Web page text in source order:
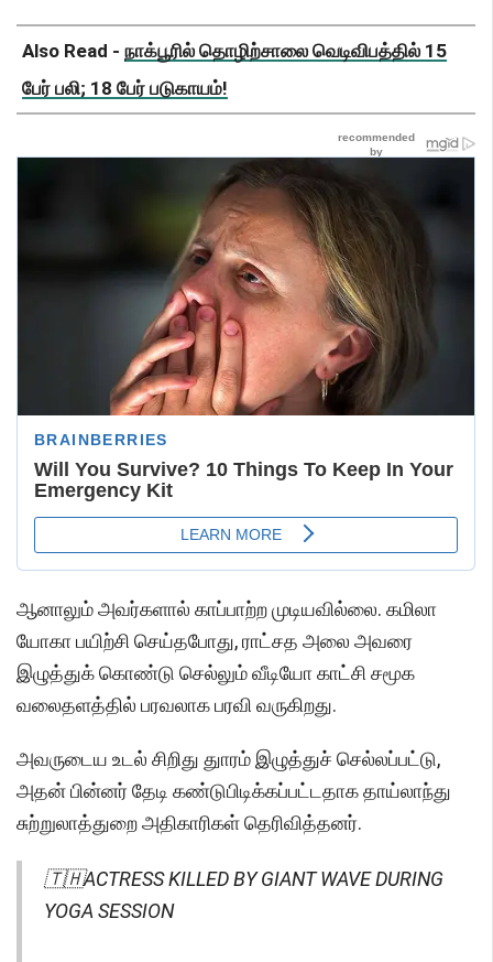
Also Read - நாக்பூரில் தொழிற்சாலை வெடிவிபத்தில் 15
பேர் பலி; 18 பேர் படுகாயம்!
ஆனாலும் அவர்களால் காப்பாற்ற முடியவில்லை. கமிலா
யோகா பயிற்சி செய்தபோது, ராட்சத அலை அவரை
இழுத்துக் கொண்டு செல்லும் வீடியோ காட்சி சமூக
வலைதளத்தில் பரவலாக பரவி வருகிறது.
அவருடைய உடல் சிறிது துாரம் இழுத்துச் செல்லப்பட்டு,
அதன் பின்னர் தேடி கண்டுபிடிக்கப்பட்டதாக தாய்லாந்து
சுற்றுலாத்துறை அதிகாரிகள் தெரிவித்தனர்.
🇹🇭ACTRESS KILLED BY GIANT WAVE DURING
YOGA SESSION